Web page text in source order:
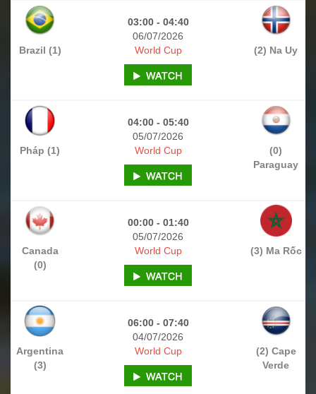
03:00 - 04:40
06/07/2026
Brazil (1)
(2) Na Uy
World Cup
04:00 - 05:40
05/07/2026
Pháp (1)
(0)
Paraguay
World Cup
00:00 - 01:40
05/07/2026
Canada
(0)
(3) Ma Rốc
World Cup
06:00 - 07:40
04/07/2026
Argentina
(3)
(2) Cape
Verde
World Cup